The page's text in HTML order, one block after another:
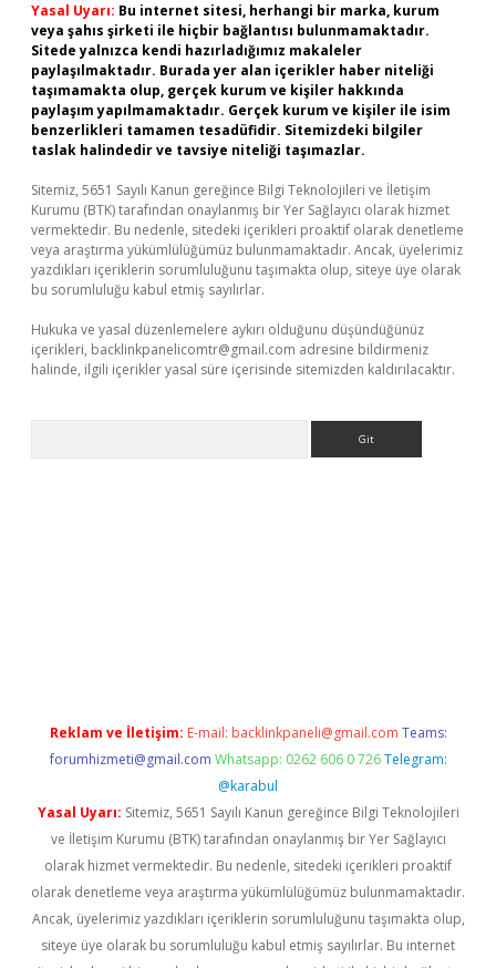
Yasal Uyarı: Bu internet sitesi, herhangi bir marka, kurum
veya şahıs şirketi ile hiçbir bağlantısı bulunmamaktadır.
Sitede yalnızca kendi hazırladığımız makaleler
paylaşılmaktadır. Burada yer alan içerikler haber niteliği
taşımamakta olup, gerçek kurum ve kişiler hakkında
paylaşım yapılmamaktadır. Gerçek kurum ve kişiler ile isim
benzerlikleri tamamen tesadüfidir. Sitemizdeki bilgiler
taslak halindedir ve tavsiye niteliği taşımazlar.
Sitemiz, 5651 Sayılı Kanun gereğince Bilgi Teknolojileri ve İletişim
Kurumu (BTK) tarafından onaylanmış bir Yer Sağlayıcı olarak hizmet
vermektedir. Bu nedenle, sitedeki içerikleri proaktif olarak denetleme
veya araştırma yükümlülüğümüz bulunmamaktadır. Ancak, üyelerimiz
yazdıkları içeriklerin sorumluluğunu taşımakta olup, siteye üye olarak
bu sorumluluğu kabul etmiş sayılırlar.
Hukuka ve yasal düzenlemelere aykırı olduğunu düşündüğünüz
içerikleri, backlinkpanelicomtr@gmail.com adresine bildirmeniz
halinde, ilgili içerikler yasal süre içerisinde sitemizden kaldırılacaktır.
Reklam ve İletişim: E-mail: backlinkpaneli@gmail.com Teams:
forumhizmeti@gmail.com Whatsapp: 0262 606 0 726 Telegram:
@karabul
Yasal Uyarı: Sitemiz, 5651 Sayılı Kanun gereğince Bilgi Teknolojileri
ve İletişim Kurumu (BTK) tarafından onaylanmış bir Yer Sağlayıcı
olarak hizmet vermektedir. Bu nedenle, sitedeki içerikleri proaktif
olarak denetleme veya araştırma yükümlülüğümüz bulunmamaktadır.
Ancak, üyelerimiz yazdıkları içeriklerin sorumluluğunu taşımakta olup,
siteye üye olarak bu sorumluluğu kabul etmiş sayılırlar. Bu internet